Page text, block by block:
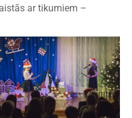
ar tikumiem –